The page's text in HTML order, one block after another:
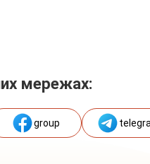
мережах:
group